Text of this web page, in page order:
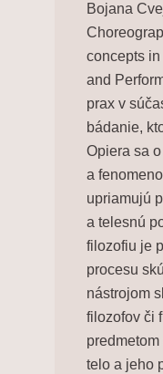
Bojana
concepts
and
prax v
bádanie,
Opiera sa
a
upriamujú
a telesnú
filozofiu je
procesu
nástrojom
filozofov či
telo a jeho